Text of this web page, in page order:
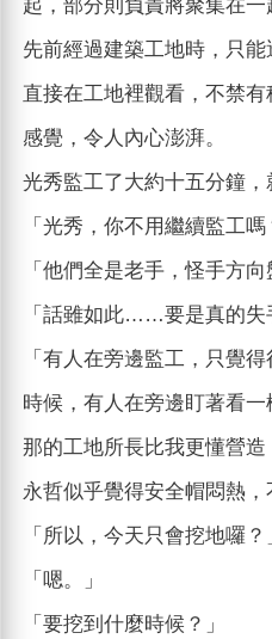
起，部分則負責將聚集在
先前經過建築工地時，只
直接在工地裡觀看，不禁
感覺，令人內心澎湃。
光秀監工了大約十五分鐘，
「光秀，你不用繼續監工嗎
「他們全是老手，怪手方向
「話雖如此……要是真的失
「有人在旁邊監工，只覺
時候，有人在旁邊盯著看
那的工地所長比我更懂營造
永哲似乎覺得安全帽悶熱，
「所以，今天只會挖地囉？
「嗯。」
「要挖到什麼時候？」